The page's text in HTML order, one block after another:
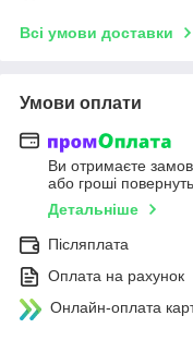
Всі умови доставки
Умови оплати
Ви отримаєте
або гроші
Детальніше
Післяплата
Оплата на рахунок
Онлайн-оплата